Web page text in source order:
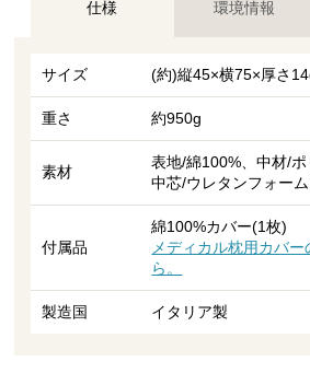
仕様 環境情報
サイズ (約)縦45×横75×厚さ
重さ 約950g
素材
表地/綿100%、中材/ポ
中芯/ウレタンフォー
付属品
綿100%カバー(1枚)
メディカル枕用カバ
ら。
製造国 イタリア製